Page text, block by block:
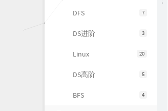
7
DFS
3
DS进阶
20
Linux
5
DS高阶
4
BFS